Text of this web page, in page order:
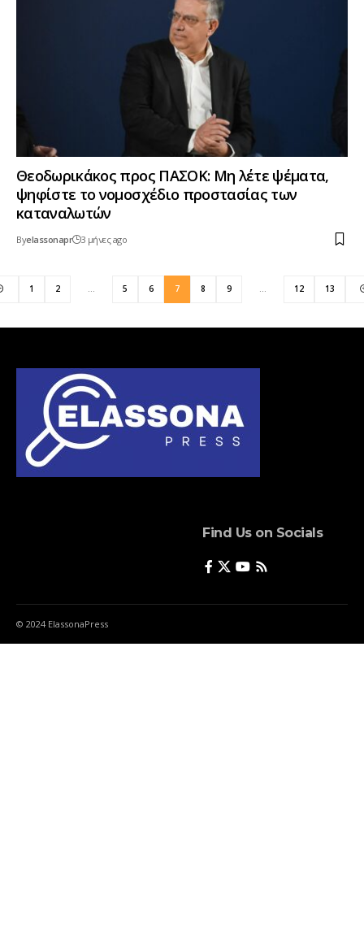
Θεοδωρικάκος προς ΠΑΣΟΚ: Μη λέτε ψέματα,
ψηφίστε το νομοσχέδιο προστασίας των
καταναλωτών
Byelassonapr 3 μήνες ago
1 2 … 5 6 7 8 9 … 12 13
Find Us on Socials
© 2024 ElassonaPress